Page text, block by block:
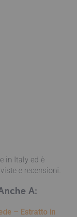
in Italy ed è
e recensioni.
A:
– Estratto in